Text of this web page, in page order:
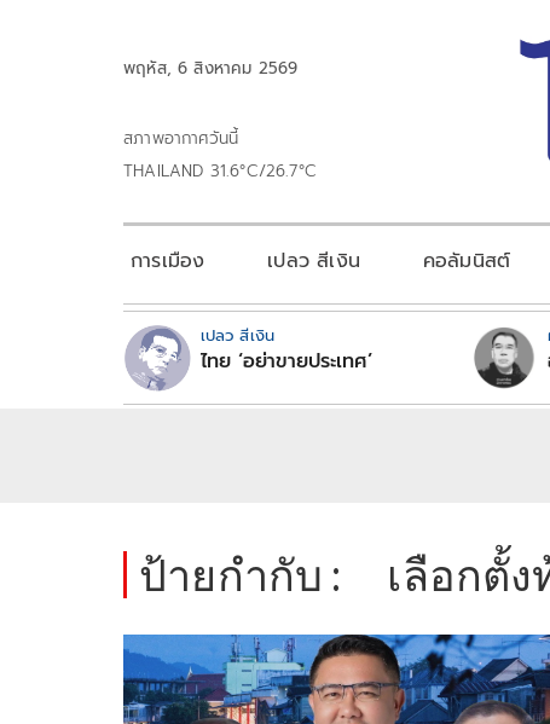
พฤหัส, 6 สิงหาคม 2569
สภาพอากาศวันนี้
THAILAND 31.6°C/26.7°C
การเมือง เปลว สีเงิน คอลัมนิสต์
เปลว สีเงิน
ไทย ‘อย่าขายประเทศ’
ป้ายกำกับ : เลือกตั้